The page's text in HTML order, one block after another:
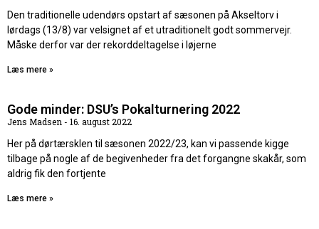
Den traditionelle udendørs opstart af sæsonen på Akseltorv i
lørdags (13/8) var velsignet af et utraditionelt godt sommervejr.
Måske derfor var der rekorddeltagelse i løjerne
Læs mere »
Gode minder: DSU’s Pokalturnering 2022
Jens Madsen
16. august 2022
Her på dørtærsklen til sæsonen 2022/23, kan vi passende kigge
tilbage på nogle af de begivenheder fra det forgangne skakår, som
aldrig fik den fortjente
Læs mere »